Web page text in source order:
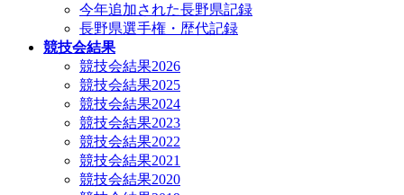
今年追加された長野県記録
長野県選手権・歴代記録
競技会結果
競技会結果2026
競技会結果2025
競技会結果2024
競技会結果2023
競技会結果2022
競技会結果2021
競技会結果2020